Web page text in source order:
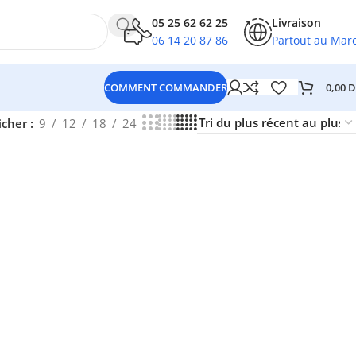
05 25 62 62 25
06 14 20 87 86
Livraison
Partout au
COMMENT COMMANDER 0,00
9 12 18 24